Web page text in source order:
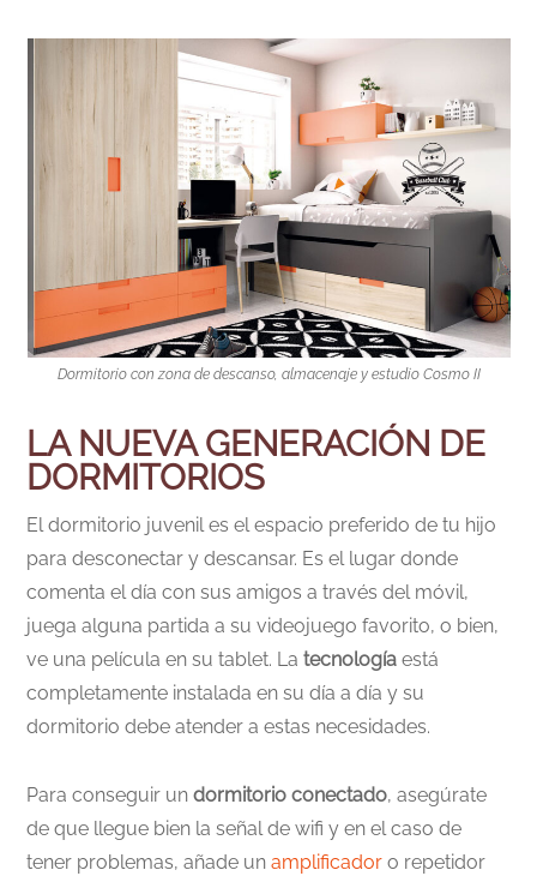
Dormitorio con zona de descanso, almacenaje y estudio Cosmo II
LA NUEVA GENERACIÓN DE
DORMITORIOS
El dormitorio juvenil es el espacio preferido de tu hijo
para desconectar y descansar. Es el lugar donde
comenta el día con sus amigos a través del móvil,
juega alguna partida a su videojuego favorito, o bien,
ve una película en su tablet. Latecnología está
completamente instalada en su día a día y su
dormitorio debe atender a estas necesidades.
Para conseguir undormitorio conectado, asegúrate
de que llegue bien la señal de wifi y en el caso de
tener problemas, añade unamplificador o repetidor